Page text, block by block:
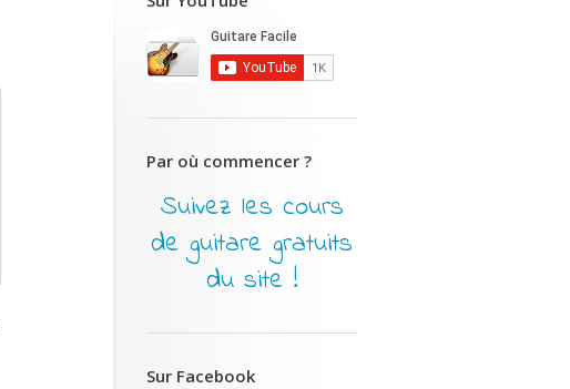
Par où commencer ?
Suivez les cours
de guitare gratuits
du site !
Sur Facebook